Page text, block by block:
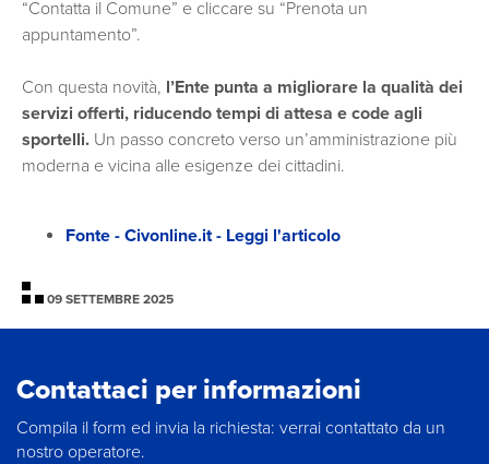
“Contatta il Comune” e cliccare su “Prenota un
appuntamento”.
Con questa novità, l’Ente punta a migliorare la qualità dei
servizi offerti, riducendo tempi di attesa e code agli
sportelli. Un passo concreto verso un’amministrazione più
moderna e vicina alle esigenze dei cittadini.
Fonte - Civonline.it - Leggi l'articolo
09 SETTEMBRE 2025
Contattaci per informazioni
Compila il form ed invia la richiesta: verrai contattato da un
nostro operatore.